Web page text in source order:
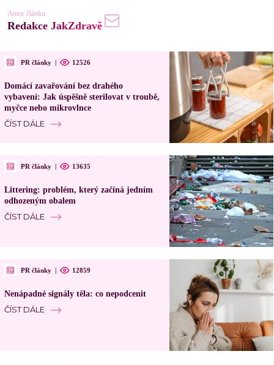
Autor článku
Redakce JakZdravě
PR články | 12526
Domácí zavařování bez drahého
vybavení: Jak úspěšně sterilovat v troubě,
myčce nebo mikrovlnce
ČÍST DÁLE
PR články | 13635
Littering: problém, který začíná jedním
odhozeným obalem
ČÍST DÁLE
PR články | 12859
Nenápadné signály těla: co nepodcenit
ČÍST DÁLE